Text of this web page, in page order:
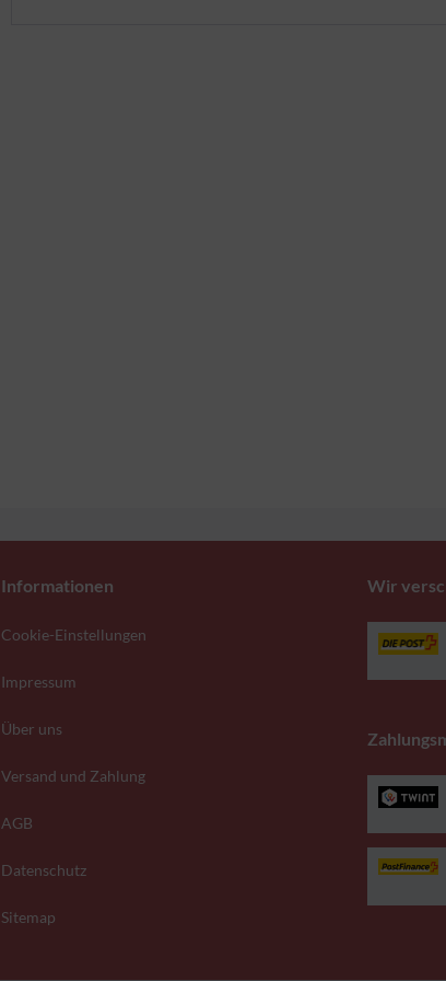
Informationen
Cookie-Einstellungen
Impressum
Über uns
Versand und Zahlung
AGB
Datenschutz
Sitemap
Wir